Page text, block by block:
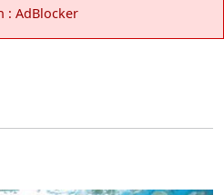
: AdBlocker